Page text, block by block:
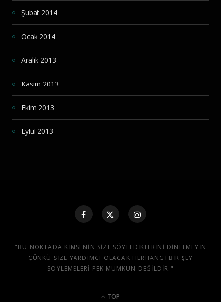
Şubat 2014
Ocak 2014
Aralık 2013
Kasım 2013
Ekim 2013
Eylül 2013
"BU NOKTADA KIMSENIN SIZE SÖYLEDIKLERINI DINLEMEYIN
ÇÜNKÜ SIZE YARDIMCI OLACAK HERHANGI BIR ŞEY
SÖYLEMELERI PEK MÜMKÜN DEĞILDIR."
TOP